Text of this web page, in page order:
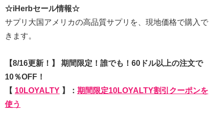
☆iHerbセール情報☆
サプリ大国アメリカの高品質サプリを、現地価格で購入で
きます。
【8/16更新！】 期間限定！誰でも！60ドル以上の注文で
10％OFF！
【 10LOYALTY 】： 期間限定10LOYALTY割引クーポンを
使う